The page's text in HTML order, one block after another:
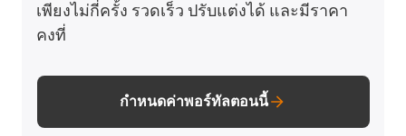
เพียงไม่กี่ครั้ง รวดเร็ว ปรับแต่งได้ และมีราคา
คงที่
กำหนดค่าพอร์ทัลตอนนี้